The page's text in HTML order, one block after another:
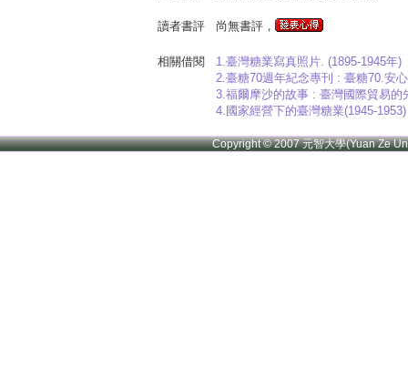
讀者書評 尚無書評，
相關借閱
1.臺灣糖業寫真照片. (1895-1945年)
2.臺糖70週年紀念專刊 : 臺糖70.安
3.福爾摩沙的故事 : 臺灣國際貿易的
4.國家經營下的臺灣糖業(1945-1953)
Copyright © 2007 元智大學(Yuan Ze